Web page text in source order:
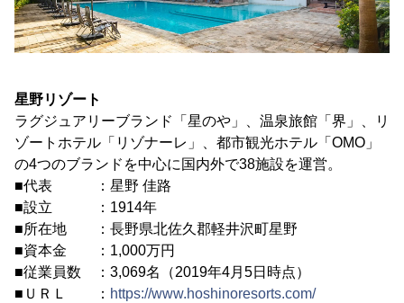
星野リゾート
ラグジュアリーブランド「星のや」、温泉旅館「界」、リ
ゾートホテル「リゾナーレ」、都市観光ホテル「OMO」
の4つのブランドを中心に国内外で38施設を運営。
■代表 ：星野 佳路
■設立 ：1914年
■所在地 ：長野県北佐久郡軽井沢町星野
■資本金 ：1,000万円
■従業員数 ：3,069名（2019年4月5日時点）
■ＵＲＬ ： https://www.hoshinoresorts.com/